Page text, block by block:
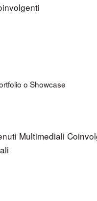
o Showcase
Multimediali